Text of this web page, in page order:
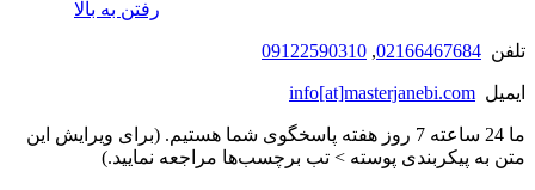
رفتن به بالا
تلفن 02166467684
,
09122590310
ایمیل info[at]masterjanebi.com
ما 24 ساعته 7 روز هفته پاسخگوی شما هستیم. (برای ویرایش این
متن به پیکربندی پوسته > تب برچسب‌ها مراجعه نمایید.)